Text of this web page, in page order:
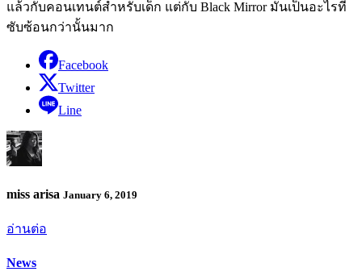
แล้วกับคอนเทนต์สำหรับเด็ก แต่กับ Black Mirror มันเป็นอะไรที่
ซับซ้อนกว่านั้นมาก
Facebook
Twitter
Line
miss arisa January 6, 2019
อ่านต่อ
News